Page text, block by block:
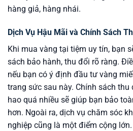
hàng giả, hàng nhái.
Dịch Vụ Hậu Mãi và Chính Sách
Khi mua vàng tại tiệm uy tín, bạn
sách bảo hành, thu đổi rõ ràng.
nếu bạn có ý định đầu tư vàng
trang sức sau này. Chính sách thu
hao quá nhiều sẽ giúp bạn bảo
hơn. Ngoài ra, dịch vụ chăm sóc
nghiệp cũng là một điểm cộng lớn.